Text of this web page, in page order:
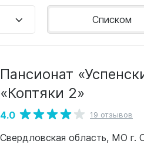
Списком
Пансионат
«Коптяки 2»
4.0 19 отзывов